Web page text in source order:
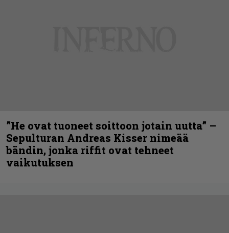
”He ovat tuoneet soittoon jotain uutta” –
Sepulturan Andreas Kisser nimeää
bändin, jonka riffit ovat tehneet
vaikutuksen